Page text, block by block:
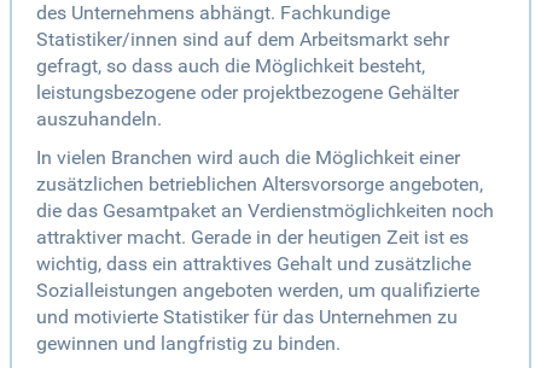
des Unternehmens abhängt. Fachkundige
Statistiker/innen sind auf dem Arbeitsmarkt sehr
gefragt, so dass auch die Möglichkeit besteht,
leistungsbezogene oder projektbezogene Gehälter
auszuhandeln.
In vielen Branchen wird auch die Möglichkeit einer
zusätzlichen betrieblichen Altersvorsorge angeboten,
die das Gesamtpaket an Verdienstmöglichkeiten noch
attraktiver macht. Gerade in der heutigen Zeit ist es
wichtig, dass ein attraktives Gehalt und zusätzliche
Sozialleistungen angeboten werden, um qualifizierte
und motivierte Statistiker für das Unternehmen zu
gewinnen und langfristig zu binden.